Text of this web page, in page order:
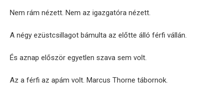
Nem rám nézett. Nem az igazgatóra nézett.
A négy ezüstcsillagot bámulta az előtte álló férfi vállán.
És aznap először egyetlen szava sem volt.
Az a férfi az apám volt. Marcus Thorne tábornok.